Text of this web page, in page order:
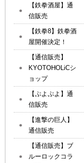
【鉄拳酒屋】通
信販売
【鉄拳8】鉄拳酒
屋開催決定！
【通信販売】
KYOTOHOLiCシ
ョップ
【ぷよぷよ】通
信販売
【進撃の巨人】
通信販売
【通信販売】ブ
ルーロックコラ